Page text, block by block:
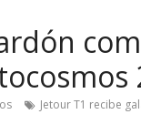
Jetour T1 recibe